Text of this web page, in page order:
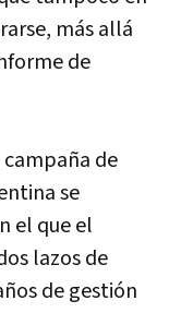
más allá
de
campaña de
se
el que el
lazos de
de gestión